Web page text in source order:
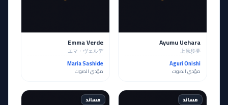
Ayumu Uehara
上原歩夢
Aguri Onishi
مؤدي الصوت
Emma Verde
エマ・ヴェルデ
Maria Sashide
مؤدي الصوت
مساند مساند